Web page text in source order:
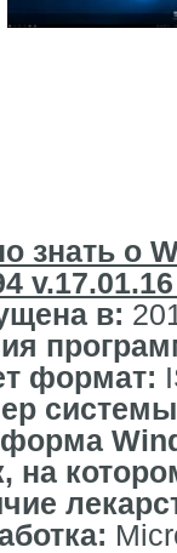
знать о
в:
формат:
на